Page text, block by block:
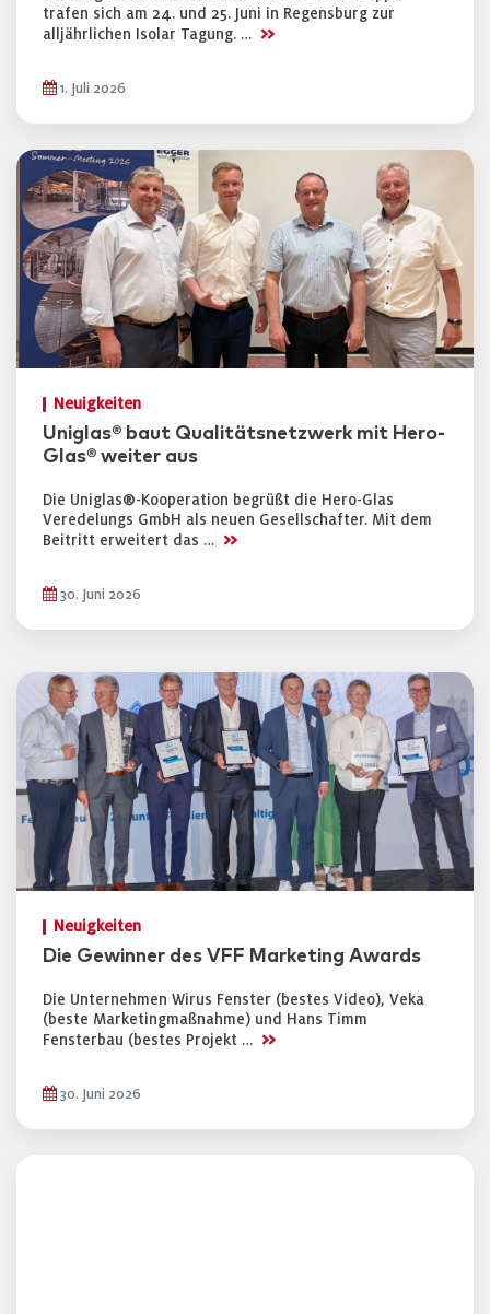
trafen sich am 24. und 25. Juni in Regensburg zur
alljährlichen Isolar Tagung. … >>
1. Juli 2026
Neuigkeiten
Uniglas® baut Qualitätsnetzwerk mit Hero-
Glas® weiter aus
Die Uniglas®-Kooperation begrüßt die Hero-Glas
Veredelungs GmbH als neuen Gesellschafter. Mit dem
Beitritt erweitert das … >>
30. Juni 2026
Neuigkeiten
Die Gewinner des VFF Marketing Awards
Die Unternehmen Wirus Fenster (bestes Video), Veka
(beste Marketingmaßnahme) und Hans Timm
Fensterbau (bestes Projekt … >>
30. Juni 2026